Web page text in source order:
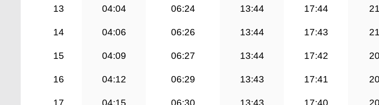
13 04:04 06:24 13:44 17:44
14 04:06 06:26 13:44 17:43
15 04:09 06:27 13:44 17:42
16 04:12 06:29 13:43 17:41
17 04:15 06:30 13:43 17:40